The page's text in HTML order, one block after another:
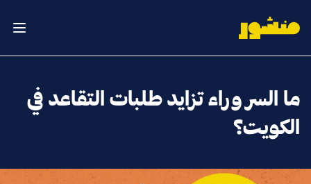
الصفحة الرئيسية
فتح
‎ما السر وراء تزايد طلبات التقاعد في
الكويت؟